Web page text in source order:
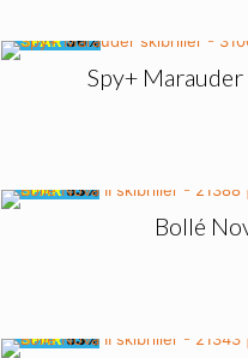
🔥SPAR36%
Spy+
🔥SPAR53%
Bollé
🔥SPAR53%